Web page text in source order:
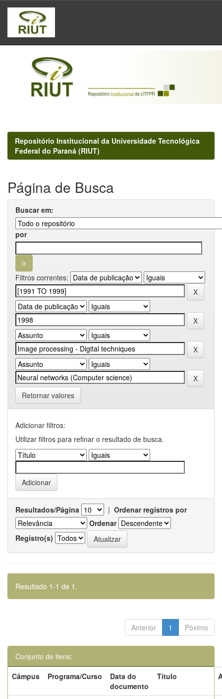
Skip
navigation
Repositório Institucional da Universidade Tecnológica
Federal do Paraná (RIUT)
Página de Busca
Buscar em:
por
Filtros correntes:
Retornar valores
Adicionar filtros:
Utilizar filtros para refinar o resultado de busca.
Resultados/Página | Ordenar registros por
Ordenar
Registro(s)
Resultado 1-1 de 1.
Anterior 1 Póximo
Conjunto de itens:
Câmpus
Programa/Curso
Data do
documento
Título